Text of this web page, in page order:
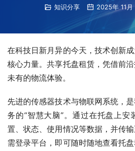
知识分享 2025年 11月
在科技日新月异的今天，技术创新
核心力量。共享托盘租赁，凭借前
未有的物流体验。
先进的传感器技术与物联网系统，
务的“智慧大脑”。通过在托盘上安
置、状态、使用情况等数据，并传
需登录平台，即可随时随地查看托